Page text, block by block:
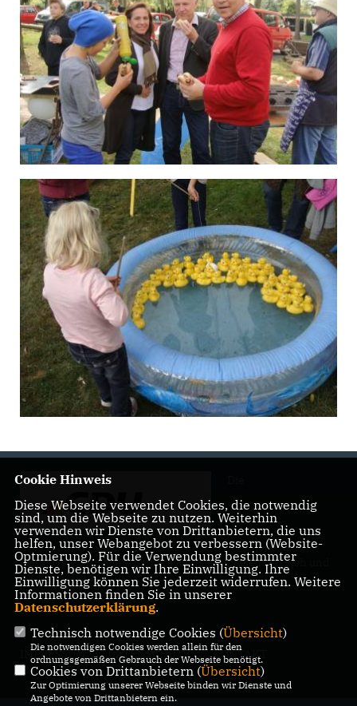
Landtagsabgeordnete Barbara Richstein präsentiert sich und
ihre politischen Ziele.
IMPRESSUM DATENSCHUTZ KONTAKT
Cookie Hinweis
Diese Webseite verwendet Cookies, die notwendig
sind, um die Webseite zu nutzen. Weiterhin
verwenden wir Dienste von Drittanbietern, die uns
helfen, unser Webangebot zu verbessern (Website-
Optmierung). Für die Verwendung bestimmter
Dienste, benötigen wir Ihre Einwilligung. Ihre
Einwilligung können Sie jederzeit widerrufen. Weitere
Informationen finden Sie in unserer
Datenschutzerklärung.
Technisch notwendige Cookies (Übersicht)
Die notwendigen Cookies werden allein für den
ordnungsgemäßen Gebrauch der Webseite benötigt.
Cookies von Drittanbietern (Übersicht)
Zur Optimierung unserer Webseite binden wir Dienste und
Angebote von Drittanbietern ein.